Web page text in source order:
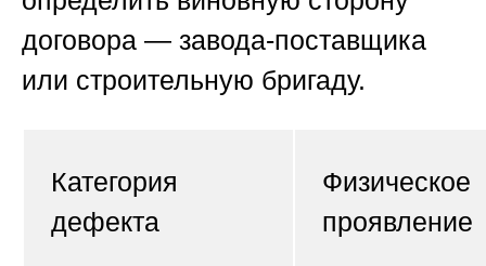
договора — завода-поставщика
или строительную бригаду.
Категория
дефекта
Физическое
проявление